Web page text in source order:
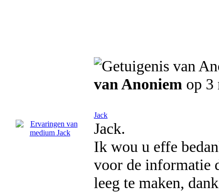
van Anoniem op 3
Jack
Jack.
Ik wou u effe
voor de informatie
leeg te maken,